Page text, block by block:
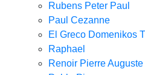
Rubens Peter Paul
Paul Cezanne
El Greco Domenikos
Raphael
Renoir Pierre Auguste